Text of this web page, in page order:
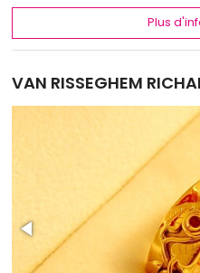
Plus
VAN RISSEGHEM